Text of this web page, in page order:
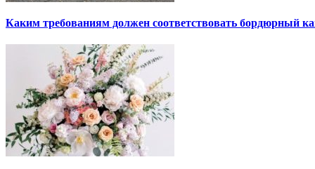
Каким требованиям должен соответствовать бордюрный